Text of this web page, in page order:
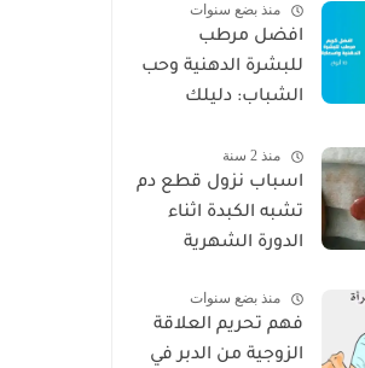
منذ بضع سنوات
افضل مرطب
للبشرة الدهنية وحب
الشباب: دليلك
الصحيحة 2025
منذ 2 سنة
اسباب نزول قطع دم
تشبه الكبدة اثناء
الدورة الشهرية
منذ بضع سنوات
فهم تحريم العلاقة
الزوجية من الدبر في